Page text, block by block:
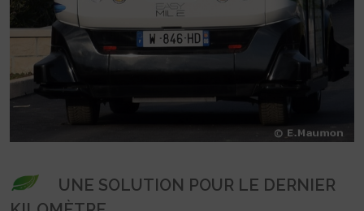
UNE SOLUTION POUR LE DERNIER